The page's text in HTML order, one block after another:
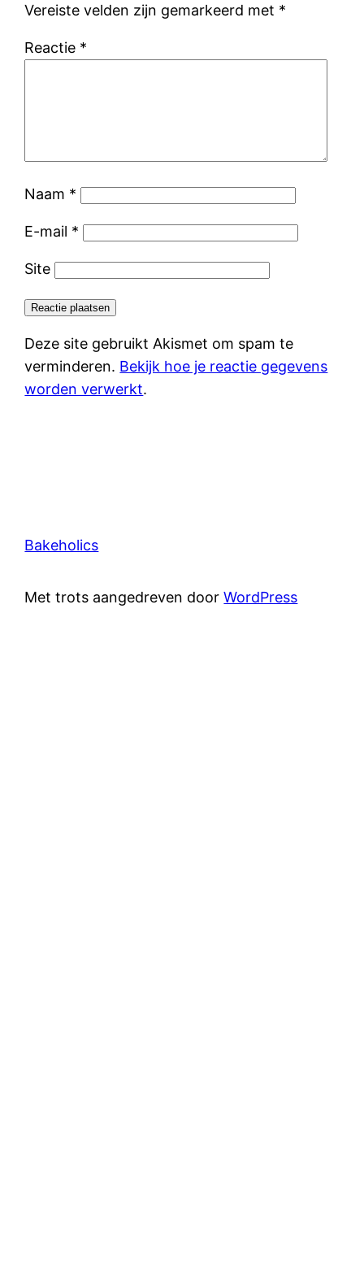
Vereiste velden zijn gemarkeerd met *
Reactie *
Naam *
E-mail *
Site
Deze site gebruikt Akismet om spam te
verminderen. Bekijk hoe je reactie gegevens
worden verwerkt.
Bakeholics
Met trots aangedreven doorWordPress